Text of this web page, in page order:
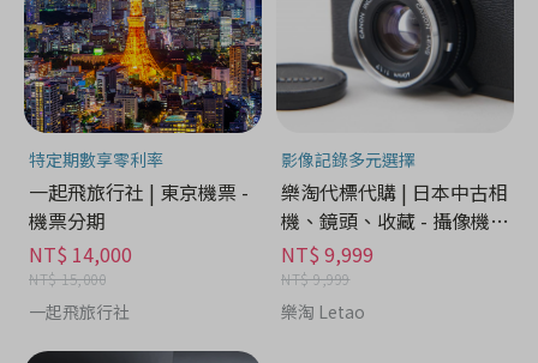
特定期數享零利率
一起飛旅行社 | 東京機票 -
機票分期
NT$ 14,000
NT$ 15,000
一起飛旅行社
影像記錄多元選擇
樂淘代標代購 | 日本中古相
機、鏡頭、收藏 - 攝像機分
期
NT$ 9,999
NT$ 9,999
樂淘 Letao